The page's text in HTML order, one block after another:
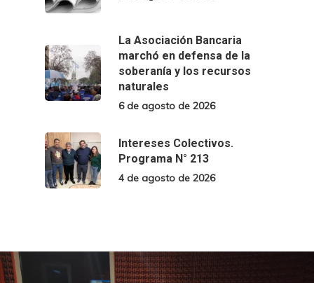
La Asociación Bancaria
marchó en defensa de la
soberanía y los recursos
naturales
6 de agosto de 2026
Intereses Colectivos.
Programa N° 213
4 de agosto de 2026